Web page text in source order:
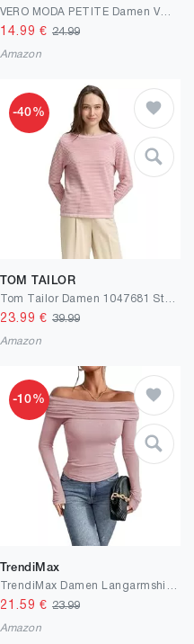
14.99 € 24.99
Amazon
-40%
TOM TAILOR
23.99 € 39.99
Amazon
-10%
TrendiMax
21.59 € 23.99
Amazon